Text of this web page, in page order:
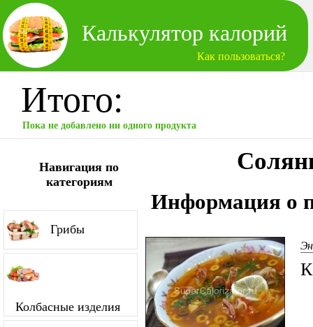
Калькулятор калорий
Как пользоваться?
Итого:
Пока не добавлено ни одного продукта
Навигация по
категориям
Грибы
Колбасные изделия
Информация о